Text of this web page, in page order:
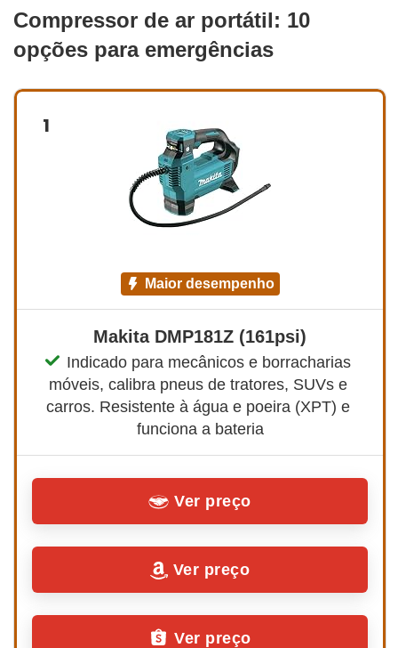
Compressor de ar portátil: 10
opções para emergências
1
maior desempenho
Makita ‎DMP181Z (161psi)
Indicado para mecânicos e borracharias
móveis, calibra pneus de tratores, SUVs e
carros. Resistente à água e poeira (XPT) e
funciona a bateria
Ver preço
Ver preço
Ver preço